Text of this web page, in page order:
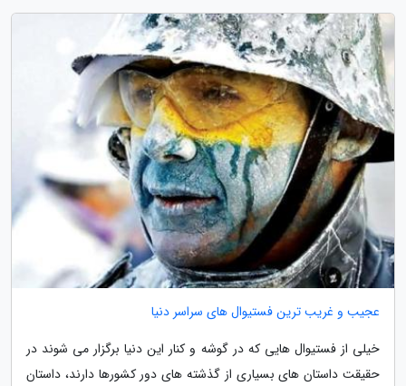
عجیب و غریب ترین فستیوال های سراسر دنیا
خیلی از فستیوال هایی که در گوشه و کنار این دنیا برگزار می شوند در
حقیقت داستان های بسیاری از گذشته های دور کشورها دارند، داستان